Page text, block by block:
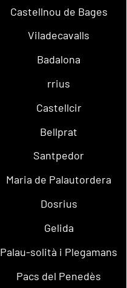
Castellnou de Bages
Viladecavalls
Badalona
rrius
Castellcir
Bellprat
Santpedor
Maria de Palautordera
Dosrius
Gelida
Palau-solità i Plegamans
Pacs del Penedès